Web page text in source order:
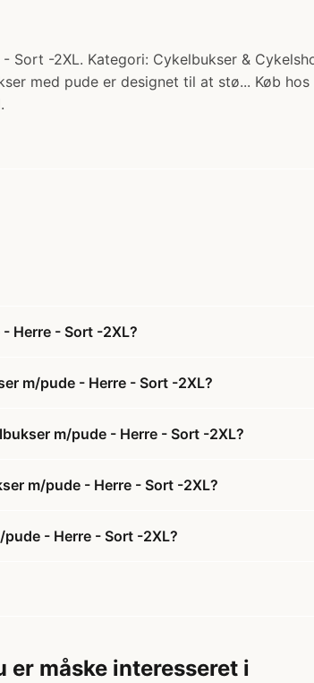
Sort -2XL. Kategori: Cykelbukser &
med pude er designet til at stø... Køb
Herre - Sort -2XL?
m/pude - Herre - Sort -2XL?
m/pude - Herre - Sort -2XL?
m/pude - Herre - Sort -2XL?
- Herre - Sort -2XL?
er måske interesseret i